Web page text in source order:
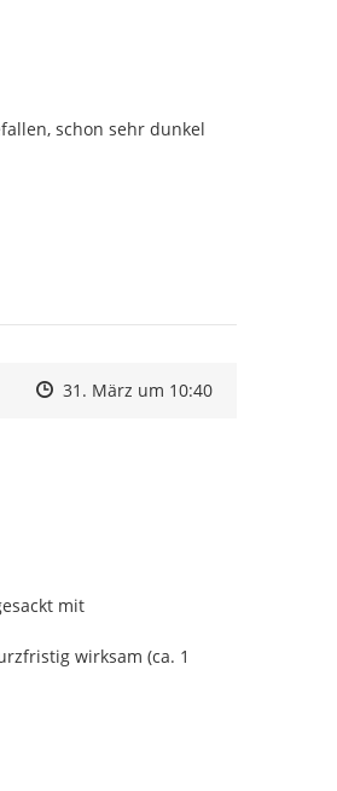
schon sehr dunkel
Zeitpunkt des Erstellens
Zeitpunkt des Erstellens
31. März um 10:40Zur Äußerung
mit
wirksam (ca. 1